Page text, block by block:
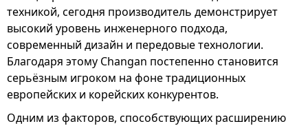
техникой, сегодня производитель демонстрирует
высокий уровень инженерного подхода,
современный дизайн и передовые технологии.
Благодаря этому Changan постепенно становится
серьёзным игроком на фоне традиционных
европейских и корейских конкурентов.
Одним из факторов, способствующих расширению